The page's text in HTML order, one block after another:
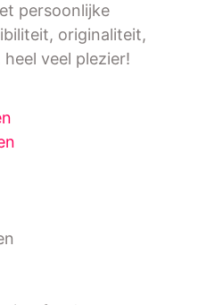
persoonlijke
originaliteit,
veel plezier!